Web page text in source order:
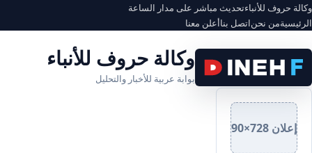
وكالة حروف للأنباءتحديث مباشر على مدار الساعة
الرئيسيةمن نحناتصل بناأعلن معنا
وكالة حروف للأنباء
بوابة عربية للأخبار والتحليل
إعلان 728×90